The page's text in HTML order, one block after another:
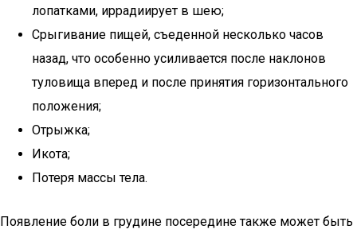
лопатками, иррадиирует в шею;
Срыгивание пищей, съеденной несколько часов
назад, что особенно усиливается после наклонов
туловища вперед и после принятия горизонтального
положения;
Отрыжка;
Икота;
Потеря массы тела.
Появление боли в грудине посередине также может быть